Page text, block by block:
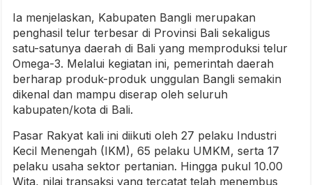
Ia menjelaskan, Kabupaten Bangli merupakan
penghasil telur terbesar di Provinsi Bali sekaligus
satu-satunya daerah di Bali yang memproduksi telur
Omega-3. Melalui kegiatan ini, pemerintah daerah
berharap produk-produk unggulan Bangli semakin
dikenal dan mampu diserap oleh seluruh
kabupaten/kota di Bali.
Pasar Rakyat kali ini diikuti oleh 27 pelaku Industri
Kecil Menengah (IKM), 65 pelaku UMKM, serta 17
pelaku usaha sektor pertanian. Hingga pukul 10.00
Wita, nilai transaksi yang tercatat telah menembus